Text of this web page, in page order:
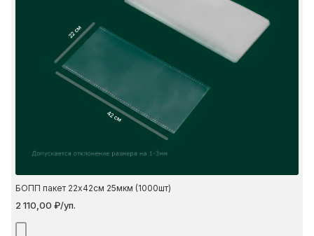
22 см
42 см
БОПП пакет 22х42см 25мкм (1000шт)
2 110,00 ₽/уп.